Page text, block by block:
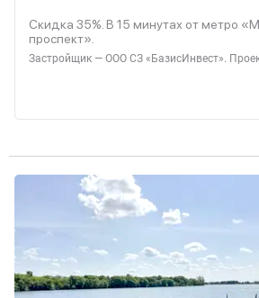
Скидка 35%. В 15 минутах от метро
проспект».